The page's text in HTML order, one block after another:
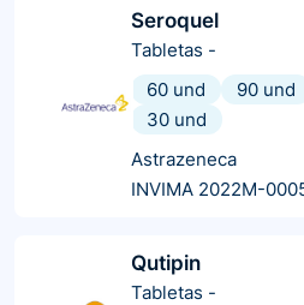
Seroquel
Tabletas -
60 und
90 und
30 und
Astrazeneca
INVIMA 2022M-
Qutipin
Tabletas -